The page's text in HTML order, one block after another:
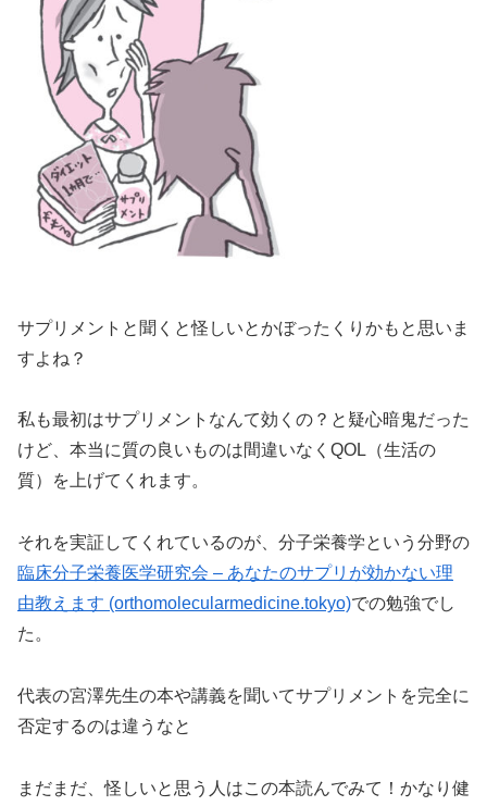
サプリメントと聞くと怪しいとかぼったくりかもと思いま
すよね？
私も最初はサプリメントなんて効くの？と疑心暗鬼だった
けど、本当に質の良いものは間違いなくQOL（生活の
質）を上げてくれます。
それを実証してくれているのが、分子栄養学という分野の
臨床分子栄養医学研究会 – あなたのサプリが効かない理
由教えます (orthomolecularmedicine.tokyo)での勉強でし
た。
代表の宮澤先生の本や講義を聞いてサプリメントを完全に
否定するのは違うなと
まだまだ、怪しいと思う人はこの本読んでみて！かなり健